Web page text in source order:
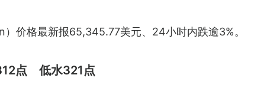
价格最新报65,345.77美元、24小时内跌逾3%。
点 低水321点